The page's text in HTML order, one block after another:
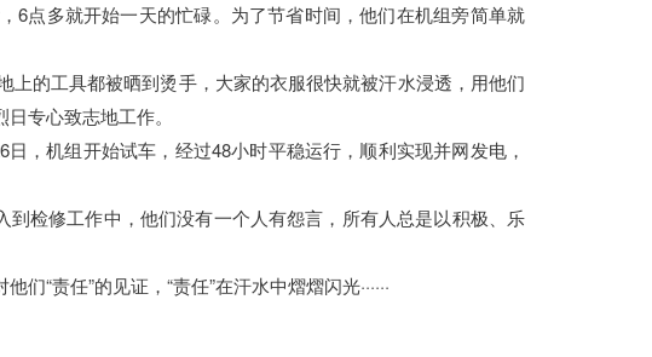
6点多就开始一天的忙碌。为了节省时间，他们在机组旁简单就
上的工具都被晒到烫手，大家的衣服很快就被汗水浸透，用他们
专心致志地工作。
，机组开始试车，经过48小时平稳运行，顺利实现并网发电，
到检修工作中，他们没有一个人有怨言，所有人总是以积极、乐
“责任”的见证，“责任”在汗水中熠熠闪光······